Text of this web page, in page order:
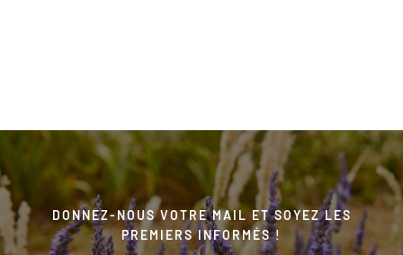
DONNEZ-NOUS VOTRE MAIL ET SOYEZ LES
PREMIERS INFORMÉS !